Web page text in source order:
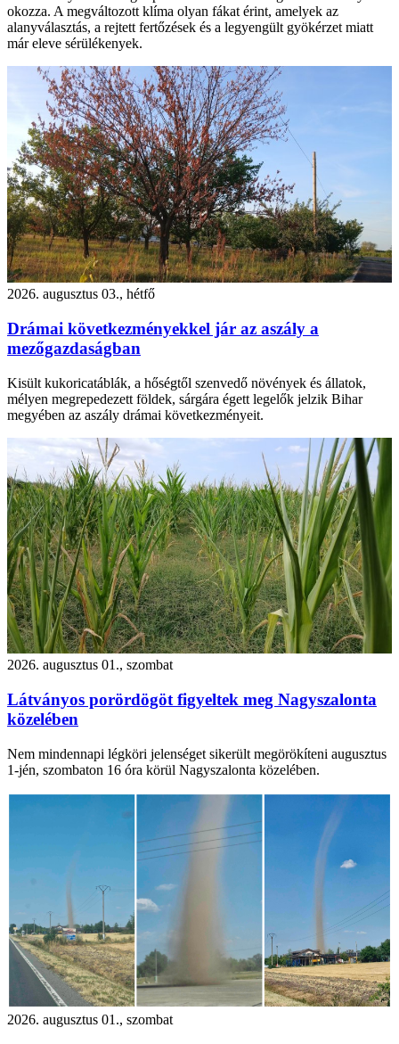
okozza. A megváltozott klíma olyan fákat érint, amelyek az
alanyválasztás, a rejtett fertőzések és a legyengült gyökérzet miatt
már eleve sérülékenyek.
2026. augusztus 03., hétfő
Drámai következményekkel jár az aszály a
mezőgazdaságban
Kisült kukoricatáblák, a hőségtől szenvedő növények és állatok,
mélyen megrepedezett földek, sárgára égett legelők jelzik Bihar
megyében az aszály drámai következményeit.
2026. augusztus 01., szombat
Látványos porördögöt figyeltek meg Nagyszalonta
közelében
Nem mindennapi légköri jelenséget sikerült megörökíteni augusztus
1-jén, szombaton 16 óra körül Nagyszalonta közelében.
2026. augusztus 01., szombat